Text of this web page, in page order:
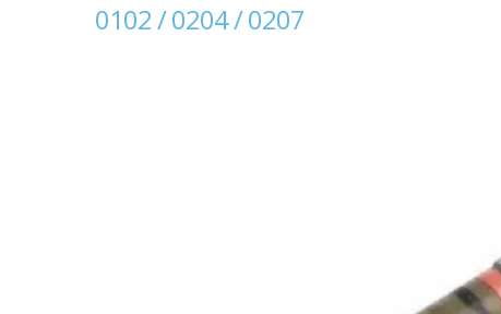
0102 / 0204 / 0207